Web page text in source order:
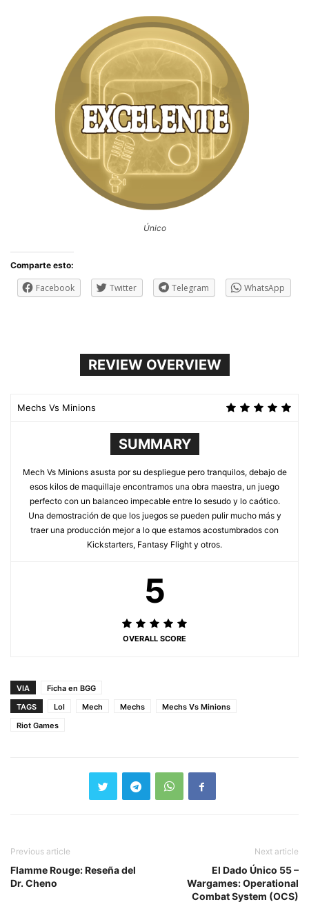
Único
Comparte esto:
Facebook Twitter Telegram WhatsApp
REVIEW OVERVIEW
Mechs Vs Minions
SUMMARY
Mech Vs Minions asusta por su despliegue pero tranquilos, debajo de
esos kilos de maquillaje encontramos una obra maestra, un juego
perfecto con un balanceo impecable entre lo sesudo y lo caótico.
Una demostración de que los juegos se pueden pulir mucho más y
traer una producción mejor a lo que estamos acostumbrados con
Kickstarters, Fantasy Flight y otros.
5
OVERALL SCORE
VIA
Ficha en BGG
TAGS
Lol Mech Mechs
Mechs Vs Minions
Riot Games
Previous article
Flamme Rouge: Reseña del
Dr. Cheno
Next article
El Dado Único 55 –
Wargames: Operational
Combat System (OCS)